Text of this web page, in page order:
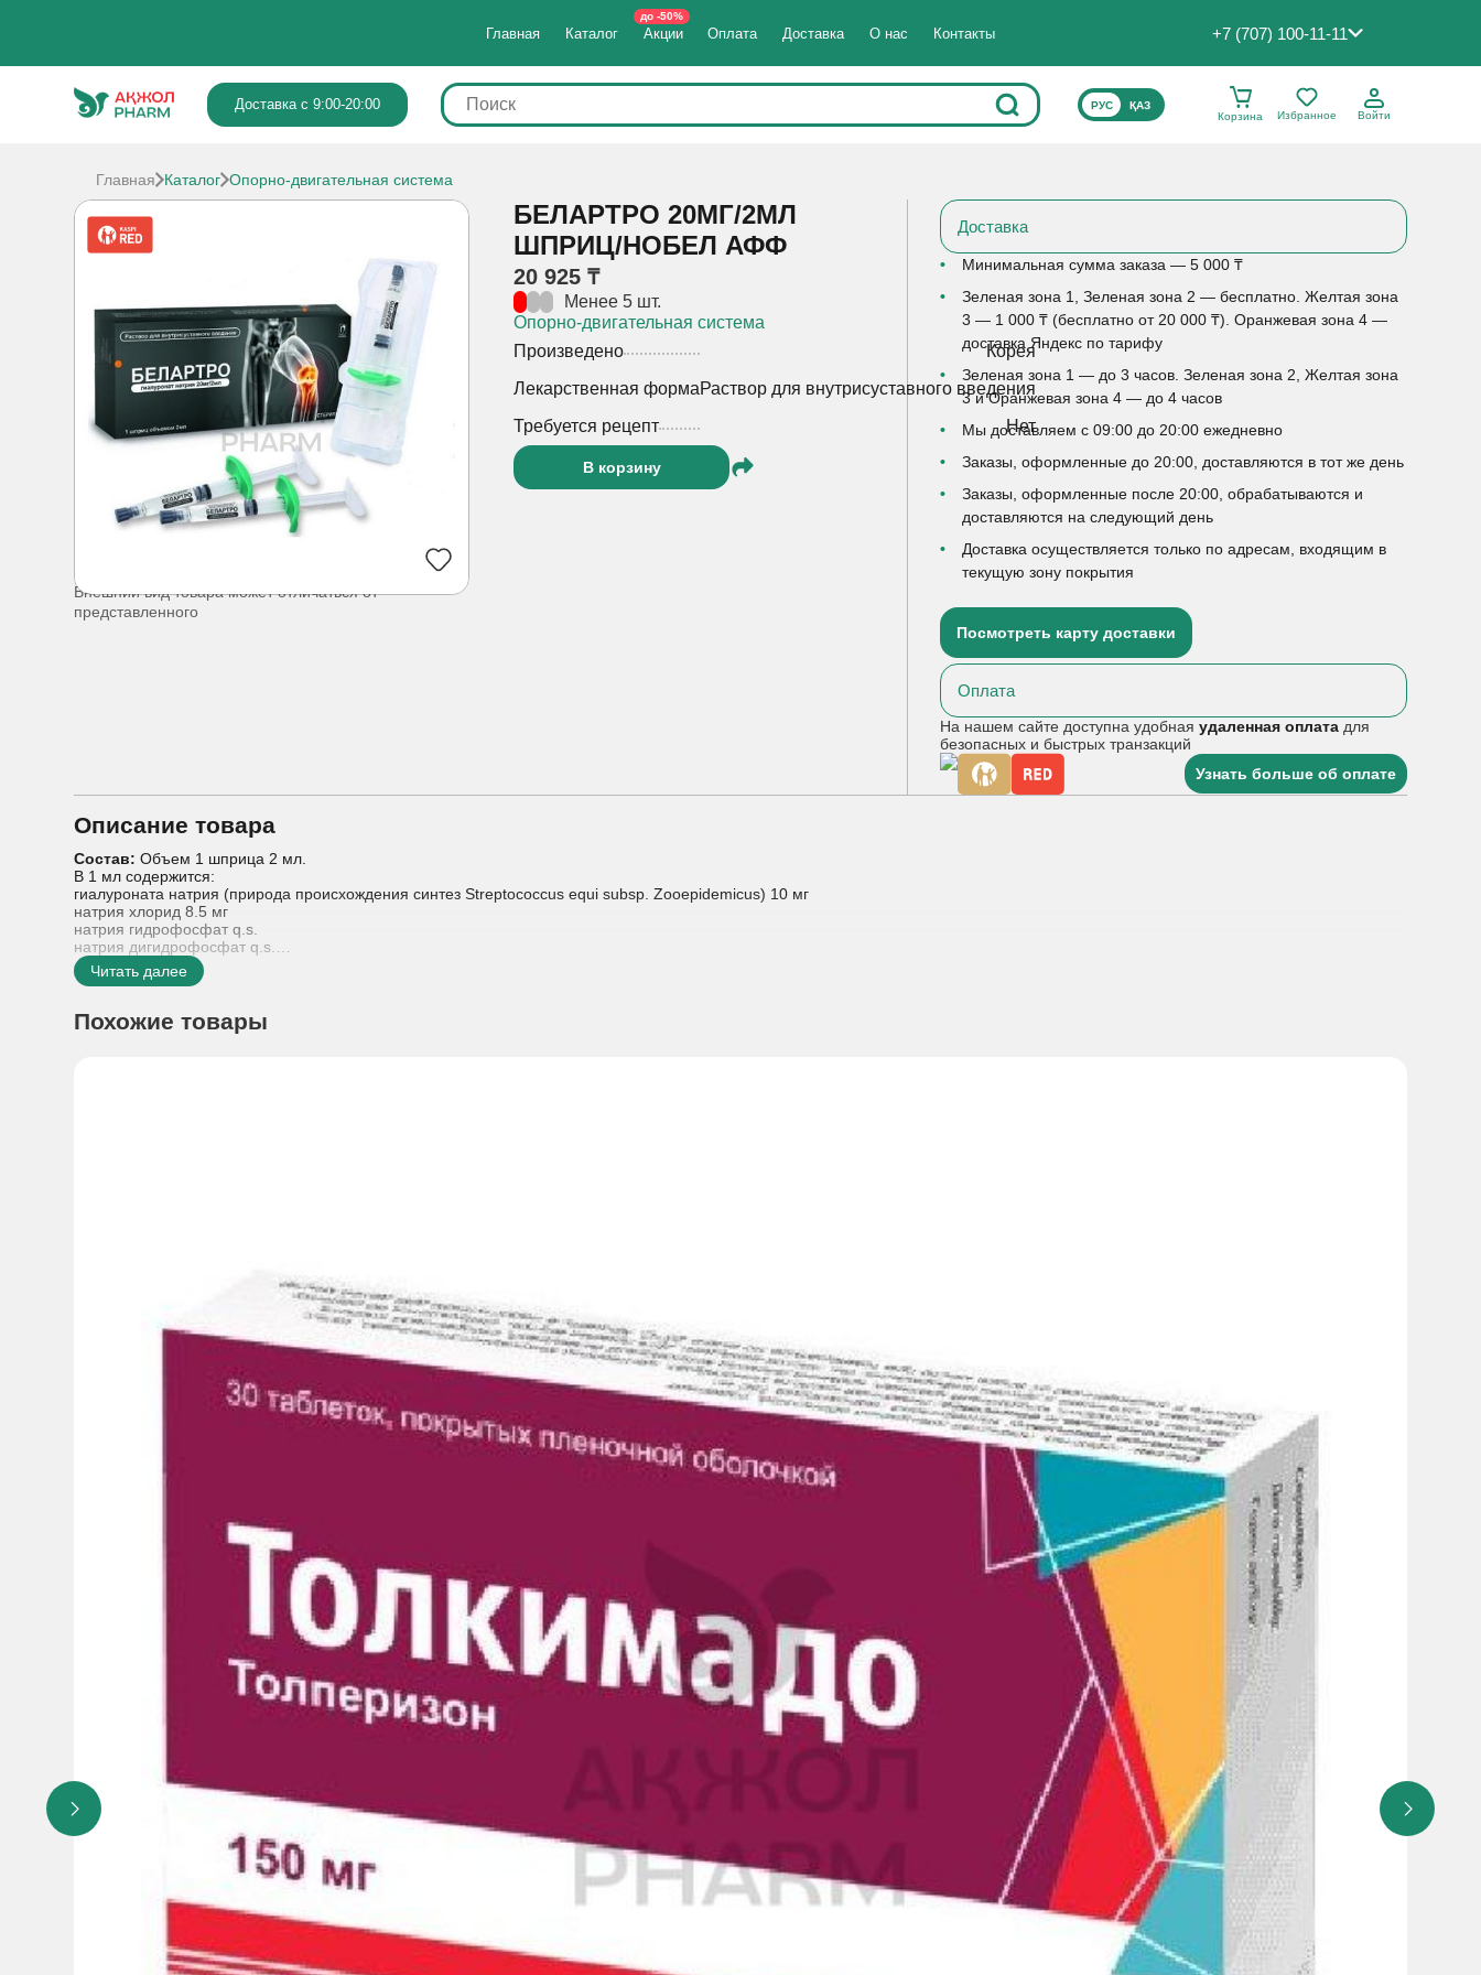
Главная Каталог Акции
до -50%
Оплата Доставка О нас Контакты +7 (707) 100-11-11
Доставка с 9:00-20:00 ВЫБЕРИТЕ ЯЗЫК САЙТА
РУС
ҚАЗ
Корзина
Избранное Войти
Главная Каталог Опорно-двигательная система
Внешний вид товара может отличаться от
представленного
БЕЛАРТРО 20МГ/2МЛ
ШПРИЦ/НОБЕЛ АФФ
20 925 ₸
Менее 5 шт.
Опорно-двигательная система
Произведено
Корея
Лекарственная формаРаствор для внутрисуставного введения
Требуется рецепт
Нет
В корзину
Доставка
Минимальная сумма заказа — 5 000 ₸
Зеленая зона 1, Зеленая зона 2 — бесплатно. Желтая зона
3 — 1 000 ₸ (бесплатно от 20 000 ₸). Оранжевая зона 4 —
доставка Яндекс по тарифу
Зеленая зона 1 — до 3 часов. Зеленая зона 2, Желтая зона
3 и Оранжевая зона 4 — до 4 часов
Мы доставляем с 09:00 до 20:00 ежедневно
Заказы, оформленные до 20:00, доставляются в тот же день
Заказы, оформленные после 20:00, обрабатываются и
доставляются на следующий день
Доставка осуществляется только по адресам, входящим в
текущую зону покрытия
Посмотреть карту доставки
Оплата
На нашем сайте доступна удобнаяудаленная оплата для
безопасных и быстрых транзакций
Узнать больше об оплате
Описание товара
Состав:Объем 1 шприца 2 мл.
В 1 мл содержится:
гиалуроната натрия (природа происхождения синтез Streptococcus equi subsp. Zooepidemicus) 10 мг
натрия хлорид 8.5 мг
натрия гидрофосфат q.s.
натрия дигидрофосфат q.s.
вода для инъекций q.s.
Показания к применению:
можно выполнять инъекции и в другие суставы. Однако необходимо принять решение о применении только одного или другого метода для отдельно взятого пациента; в этом
контексте, введение осуществлять легче под эндоскопическим наблюдением. Во всех случаях, необходимо корректировать дозу в зависимости от тяжести симптомов.
Как и любая подобная инвазивная суставная процедура, рекомендуется пациентам избегать любой физической нагрузки после введения внутрисуставной инъекции, пройдя курс
восстановления в течение нескольких дней.
Побочное действие: Редко
- отеки, покраснение, чувство тепла и тяжести;
- непостоянная (проходящая) боль, разбухание;
- экссудат колена, куда была сделана инъекция.
Вышеуказанные симптомы носят преходящий характер и обычно исчезают спустя 24 ч. В некоторых случаях экссудат может быть значительным и привести к ярко выраженной боли.
Важно отменить лечение и анализировать раствор для исключения инфекции или кристаллической артропатии. Эти реакции обычно уменьшаются по истечении несколько дней.
Очень редко
В единичных случаях
- проявления кожной сыпи (крапивница, зуд).
Белартро запрещается вводить:
- пациентам, у которых аллергия к препаратам, содержащим гиалуроновую кислоту;
- при присутствии кожного заболевания или инфекции рядом с местом инъекции;
- при инфекции или сильном воспалении сустава колена;
Поскольку нет никаких клинических данных относительно использования Белартро у беременных и детей, то не рекомендуется к использованию детям, беременными женщинами и
кормящими матерями.
Защита окружающей среды и утилизация.
Необходимо предпринять надлежащие меры предосторожности для предотвращения неконтролируемого попадания продукта в систему канализационного водоотвода общего
пользования. Необходимо утилизировать продукт и его упаковку в месте сбора отходов.
Использованные шприцы и иглы должны утилизироваться как эпидемиологически опасные отходы (инфицированные и потенциально инфицированные отходы, такие как:
материалы и инструменты, предметы, загрязненные кровью и/или другими биологическими жидкостями).
Следуйте национальному или локальному законодательству по безопасному применению и утилизации.
Читать далее
Похожие товары